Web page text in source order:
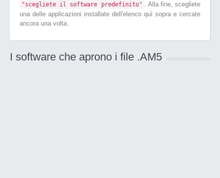
"scegliete il software predefinito" . Alla fine, scegliete
una delle applicazioni installate dell'elenco quì sopra e cercate
ancora una volta.
I software che aprono i file .AM5